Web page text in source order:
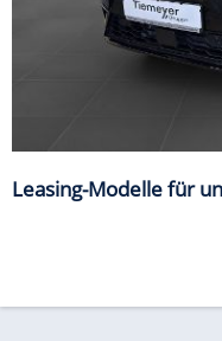
Leasing-Modelle für